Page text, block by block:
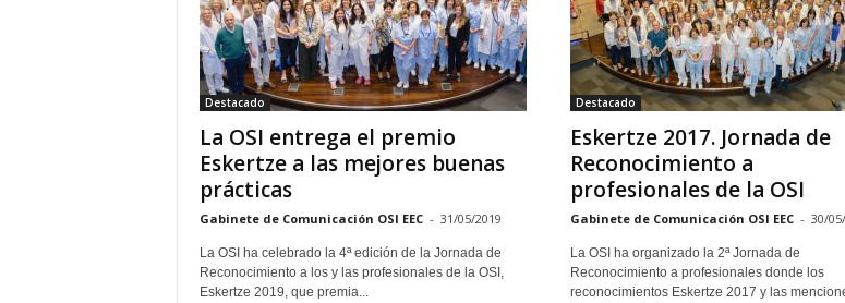
Destacado
La OSI entrega el premio
Eskertze a las mejores buenas
prácticas
Gabinete de Comunicación OSI EEC - 31/05/2019
La OSI ha celebrado la 4ª edición de la Jornada de
Reconocimiento a los y las profesionales de la OSI,
Eskertze 2019, que premia...
Destacado
Eskertze 2017. Jornada de
Reconocimiento a
profesionales de la OSI
Gabinete de Comunicación OSI EEC - 30/
La OSI ha organizado la 2ª Jornada de
Reconocimiento a profesionales donde los
reconocimientos Eskertze 2017 y las